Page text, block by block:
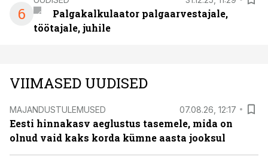
6
Palgakalkulaator palgaarvestajale,
töötajale, juhile
VIIMASED UUDISED
MAJANDUSTULEMUSED 07.08.26, 12:17
Eesti hinnakasv aeglustus tasemele, mida on
olnud vaid kaks korda kümne aasta jooksul